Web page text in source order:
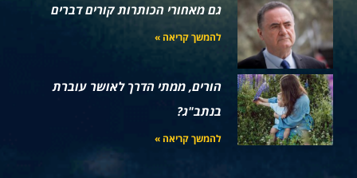
גם מאחורי הכותרות קורים דברים
להמשך קריאה »
הורים, ממתי הדרך לאושר עוברת
בנתב"ג?
להמשך קריאה »